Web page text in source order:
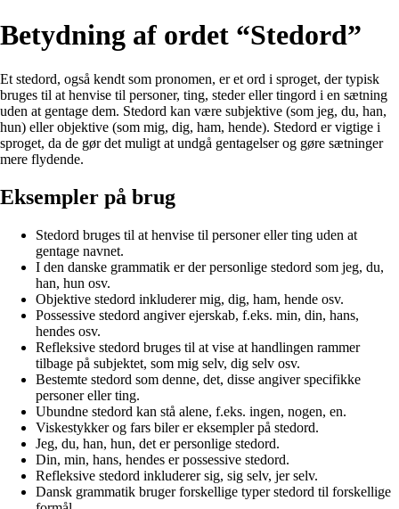
Betydning af ordet “Stedord”
Et stedord, også kendt som pronomen, er et ord i sproget, der typisk
bruges til at henvise til personer, ting, steder eller tingord i en sætning
uden at gentage dem. Stedord kan være subjektive (som jeg, du, han,
hun) eller objektive (som mig, dig, ham, hende). Stedord er vigtige i
sproget, da de gør det muligt at undgå gentagelser og gøre sætninger
mere flydende.
Eksempler på brug
Stedord bruges til at henvise til personer eller ting uden at
gentage navnet.
I den danske grammatik er der personlige stedord som jeg, du,
han, hun osv.
Objektive stedord inkluderer mig, dig, ham, hende osv.
Possessive stedord angiver ejerskab, f.eks. min, din, hans,
hendes osv.
Refleksive stedord bruges til at vise at handlingen rammer
tilbage på subjektet, som mig selv, dig selv osv.
Bestemte stedord som denne, det, disse angiver specifikke
personer eller ting.
Ubundne stedord kan stå alene, f.eks. ingen, nogen, en.
Viskestykker og fars biler er eksempler på stedord.
Jeg, du, han, hun, det er personlige stedord.
Din, min, hans, hendes er possessive stedord.
Refleksive stedord inkluderer sig, sig selv, jer selv.
Dansk grammatik bruger forskellige typer stedord til forskellige